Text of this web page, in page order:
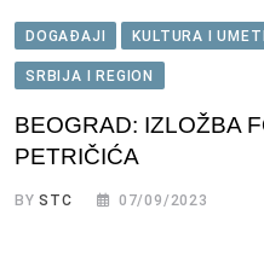
DOGAĐAJI KULTURA I
SRBIJA I REGION
BEOGRAD: IZLOŽBA
PETRIČIĆA
BYSTC 07/09/2023